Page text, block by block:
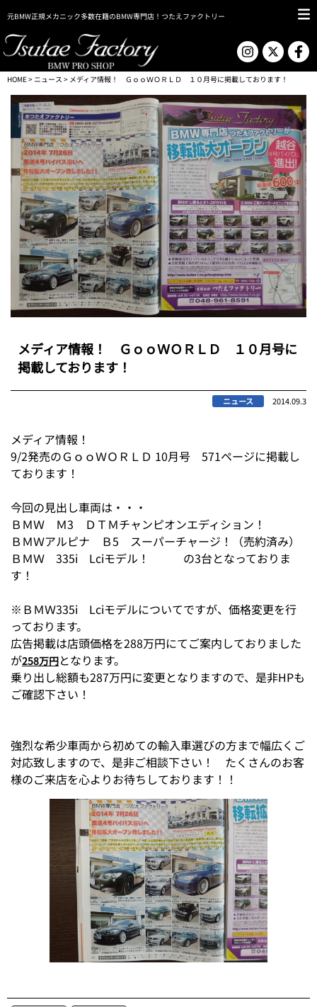
元BMW正規メカニック多数在籍のBMW専門店！つたえファクトリー
HOME> ニュース > メディア情報！ ＧｏｏＷＯＲＬＤ １０月号に掲載しております！
メディア情報！ ＧｏｏＷＯＲＬＤ １０月号に
掲載しております！
ニュース 2014.09.3
メディア情報！
9/2発売のＧｏｏＷＯＲＬＤ 10月号 571ページに掲載し
ております！
今回の見出し車両は・・・
ＢＭＷ Ｍ3 ＤＴＭチャンピオンエディション！
ＢＭＷアルピナ Ｂ5 スーパーチャージ！（売約済み）
ＢＭＷ 335i Lciモデル！ の3台となっておりま
す！
※ＢＭＷ335i Lciモデルについてですが、価格変更を行
っております。
広告掲載は店頭価格を288万円にてご案内しておりました
が258万円となります。
乗り出し総額も287万円に変更となりますので、是非HPも
ご確認下さい！
強烈な希少車両から初めての輸入車選びの方まで幅広くご
対応致しますので、是非ご相談下さい！ たくさんのお客
様のご来店を心よりお待ちしております！！